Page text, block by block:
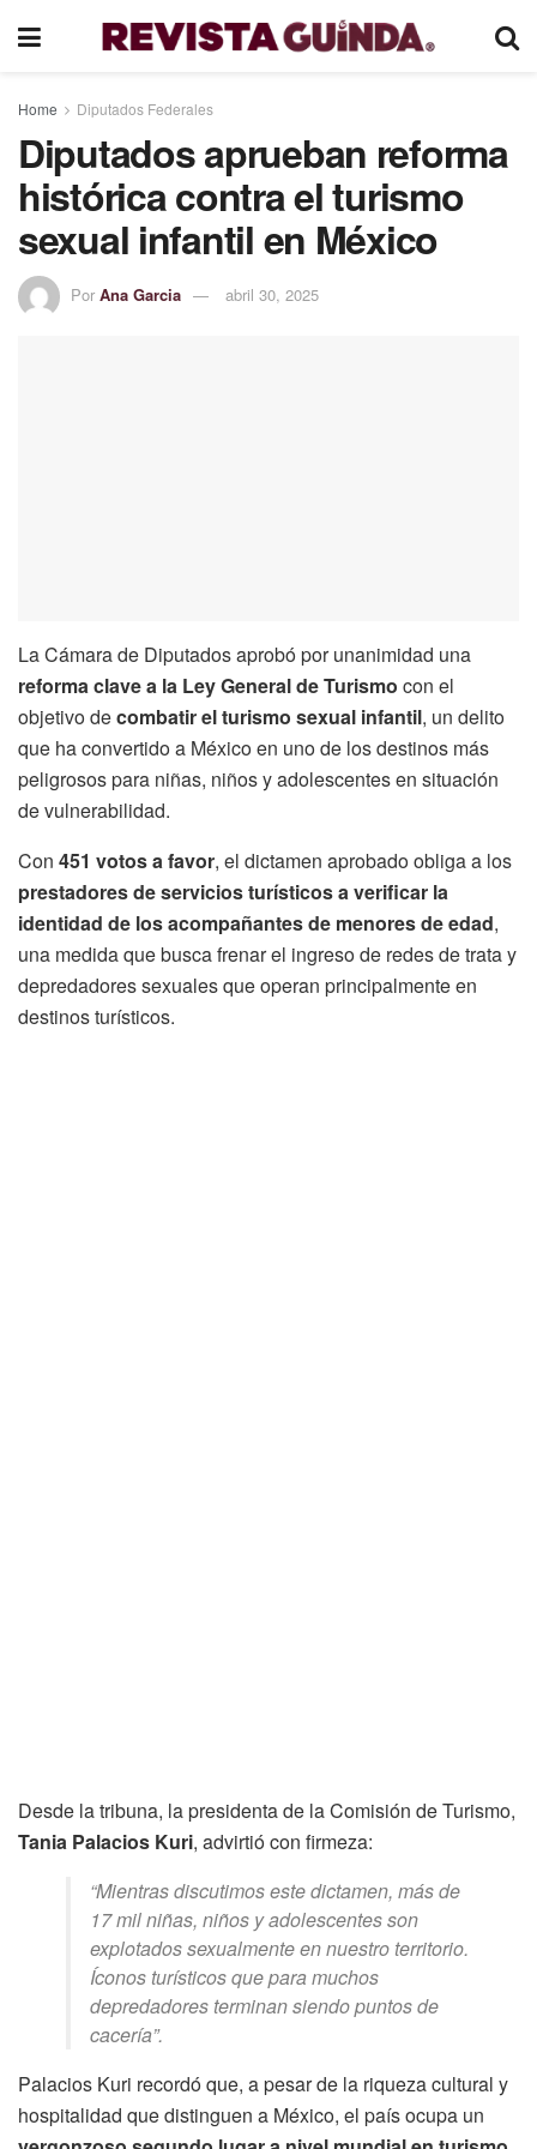
Home Diputados Federales
Diputados aprueban reforma
histórica contra el turismo
sexual infantil en México
Por Ana Garcia abril 30, 2025
La Cámara de Diputados aprobó por unanimidad una
reforma clave a la Ley General de Turismo con el
objetivo decombatir el turismo sexual infantil, un delito
que ha convertido a México en uno de los destinos más
peligrosos para niñas, niños y adolescentes en situación
de vulnerabilidad.
Con 451 votos a favor, el dictamen aprobado obliga a los
prestadores de servicios turísticos a verificar la
identidad de los acompañantes de menores de edad,
una medida que busca frenar el ingreso de redes de trata y
depredadores sexuales que operan principalmente en
destinos turísticos.
Desde la tribuna, la presidenta de la Comisión de Turismo,
Tania Palacios Kuri, advirtió con firmeza:
“Mientras discutimos este dictamen, más de
17 mil niñas, niños y adolescentes son
explotados sexualmente en nuestro territorio.
Íconos turísticos que para muchos
depredadores terminan siendo puntos de
cacería”.
Palacios Kuri recordó que, a pesar de la riqueza cultural y
hospitalidad que distinguen a México, el país ocupa un